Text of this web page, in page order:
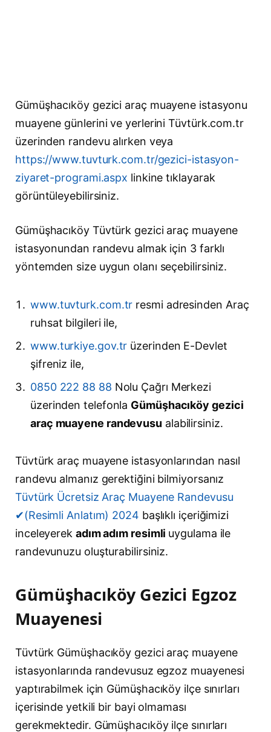
Gümüşhacıköy gezici araç muayene istasyonu
muayene günlerini ve yerlerini Tüvtürk.com.tr
üzerinden randevu alırken veya
https://www.tuvturk.com.tr/gezici-istasyon-
ziyaret-programi.aspx linkine tıklayarak
görüntüleyebilirsiniz.
Gümüşhacıköy Tüvtürk gezici araç muayene
istasyonundan randevu almak için 3 farklı
yöntemden size uygun olanı seçebilirsiniz.
www.tuvturk.com.tr resmi adresinden Araç
ruhsat bilgileri ile,
www.turkiye.gov.tr üzerinden E-Devlet
şifreniz ile,
0850 222 88 88 Nolu Çağrı Merkezi
üzerinden telefonla Gümüşhacıköy gezici
araç muayene randevusu alabilirsiniz.
Tüvtürk araç muayene istasyonlarından nasıl
randevu almanız gerektiğini bilmiyorsanız
Tüvtürk Ücretsiz Araç Muayene Randevusu
✔(Resimli Anlatım) 2024 başlıklı içeriğimizi
inceleyerek adım adım resimli uygulama ile
randevunuzu oluşturabilirsiniz.
Gümüşhacıköy Gezici Egzoz
Muayenesi
Tüvtürk Gümüşhacıköy gezici araç muayene
istasyonlarında randevusuz egzoz muayenesi
yaptırabilmek için Gümüşhacıköy ilçe sınırları
içerisinde yetkili bir bayi olmaması
gerekmektedir. Gümüşhacıköy ilçe sınırları